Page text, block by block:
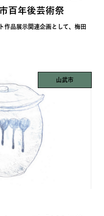
百年後芸術祭
作品展示関連企画として、梅田
山武市